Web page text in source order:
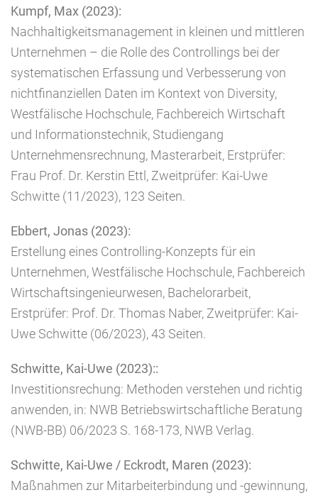
Kumpf, Max (2023):
Nachhaltigkeitsmanagement in kleinen und mittleren
Unternehmen – die Rolle des Controllings bei der
systematischen Erfassung und Verbesserung von
nichtfinanziellen Daten im Kontext von Diversity,
Westfälische Hochschule, Fachbereich Wirtschaft
und Informationstechnik, Studiengang
Unternehmensrechnung, Masterarbeit, Erstprüfer:
Frau Prof. Dr. Kerstin Ettl, Zweitprüfer: Kai-Uwe
Schwitte (11/2023), 123 Seiten.
Ebbert, Jonas (2023):
Erstellung eines Controlling-Konzepts für ein
Unternehmen, Westfälische Hochschule, Fachbereich
Wirtschaftsingenieurwesen, Bachelorarbeit,
Erstprüfer: Prof. Dr. Thomas Naber, Zweitprüfer: Kai-
Uwe Schwitte (06/2023), 43 Seiten.
Schwitte, Kai-Uwe (2023)::
Investitionsrechung: Methoden verstehen und richtig
anwenden, in: NWB Betriebswirtschaftliche Beratung
(NWB-BB) 06/2023 S. 168-173, NWB Verlag.
Schwitte, Kai-Uwe / Eckrodt, Maren (2023):
Maßnahmen zur Mitarbeiterbindung und -gewinnung,